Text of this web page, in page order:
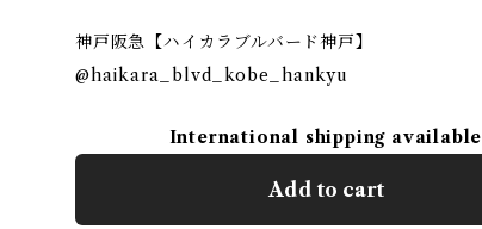
神戸阪急【ハイカラブルバード神戸】⠀
@haikara_blvd_kobe_hankyu
International shipping available
Add to cart